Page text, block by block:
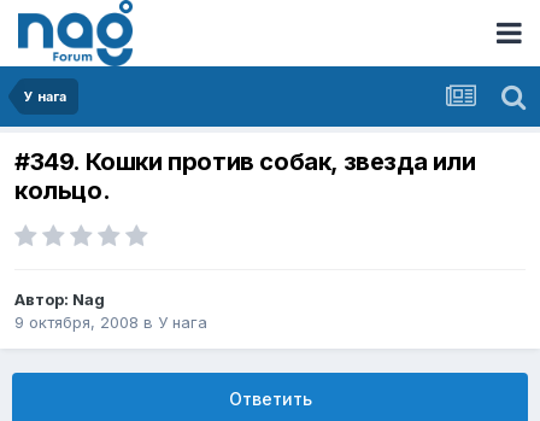
У нага
#349. Кошки против собак, звезда или
кольцо.
Автор: Nag
9 октября, 2008 в У нага
Ответить